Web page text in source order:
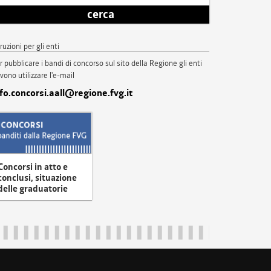
cerca
per gli enti
pubblicare i bandi di concorso sul sito della Regione gli enti
utilizzare l'e-mail
in atto e
situazione
graduatorie